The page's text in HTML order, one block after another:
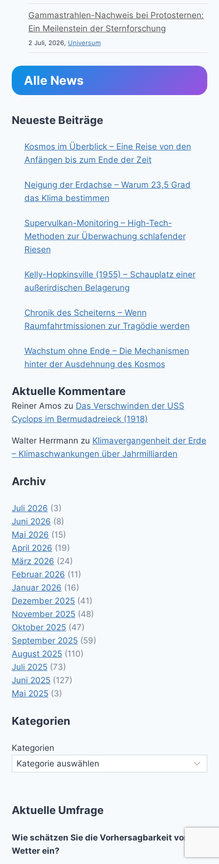
Gammastrahlen-Nachweis bei Protosternen:
Ein Meilenstein der Sternforschung
2 Juli, 2026, Universum
Alle News
Neueste Beiträge
Kosmos im Überblick – Eine Reise von den
Anfängen bis zum Ende der Zeit
Neigung der Erdachse – Warum 23,5 Grad
das Klima bestimmen
Supervulkan-Monitoring – High-Tech-
Methoden zur Überwachung schlafender
Riesen
Kelly-Hopkinsville (1955) – Schauplatz einer
außerirdischen Belagerung
Chronik des Scheiterns – Wenn
Raumfahrtmissionen zur Tragödie werden
Wachstum ohne Ende – Die Mechanismen
hinter der Ausdehnung des Kosmos
Aktuelle Kommentare
Reiner Amos zu Das Verschwinden der USS
Cyclops im Bermudadreieck (1918)
Walter Herrmann zu Klimavergangenheit der Erde
– Klimaschwankungen über Jahrmilliarden
Archiv
Juli 2026 (3)
Juni 2026 (8)
Mai 2026 (15)
April 2026 (19)
März 2026 (24)
Februar 2026 (11)
Januar 2026 (16)
Dezember 2025 (41)
November 2025 (48)
Oktober 2025 (47)
September 2025 (59)
August 2025 (110)
Juli 2025 (73)
Juni 2025 (127)
Mai 2025 (3)
Kategorien
Kategorien
Aktuelle Umfrage
Wie schätzen Sie die Vorhersagbarkeit von
Wetter ein?